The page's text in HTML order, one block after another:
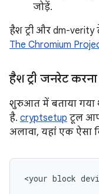
जोड़ें.
हैश ट्री और dm-
The Chromium
हैश ट्री जनरेट करना
शुरुआत में बताया गया
है. cryptsetup टूल
अलावा, यहां एक ऐसा